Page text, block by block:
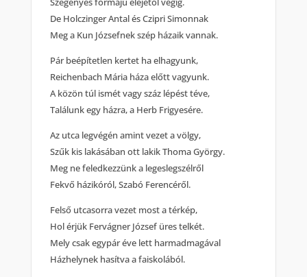
De Holczinger Antal és Czipri Simonnak
Meg a Kun Józsefnek szép házaik vannak.
Pár beépítetlen kertet ha elhagyunk,
Reichenbach Mária háza előtt vagyunk.
A közön túl ismét vagy száz lépést téve,
Találunk egy házra, a Herb Frigyesére.
Az utca legvégén amint vezet a völgy,
Szűk kis lakásában ott lakik Thoma György.
Meg ne feledkezzünk a legeslegszélről
Fekvő házikóról, Szabó Ferencéről.
Felső utcasorra vezet most a térkép,
Hol érjük Fervágner József üres telkét.
Mely csak egypár éve lett harmadmagával
Házhelynek hasítva a faiskolából.